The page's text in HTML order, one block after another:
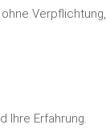
Verpflichtung,
Ihre Erfahrung.